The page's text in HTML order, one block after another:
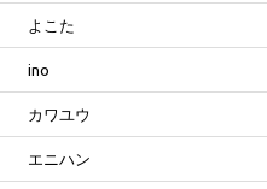
よこた
ino
カワユウ
エニハン